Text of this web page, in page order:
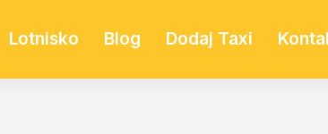
Lotnisko Blog Dodaj Taxi